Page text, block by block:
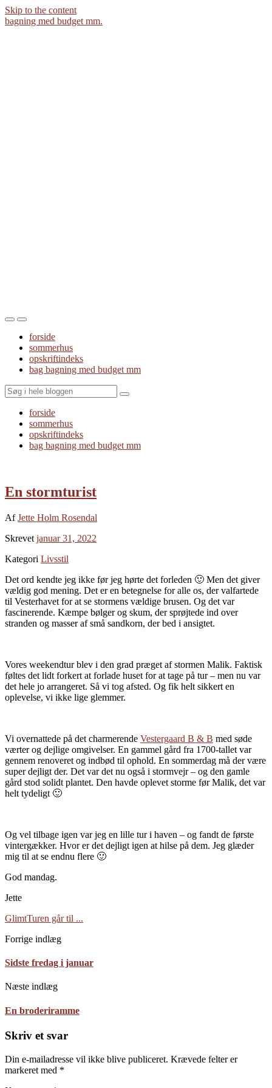
Skip to the content
bagning med budget mm.
Toggle
mobile
menu
Toggle
the
search
field
forside
sommerhus
opskriftindeks
bag bagning med budget mm
Search
forside
sommerhus
opskriftindeks
bag bagning med budget mm
En stormturist
AfJette Holm Rosendal
Skrevet januar 31, 2022
Kategori Livsstil
Det ord kendte jeg ikke før jeg hørte det forleden 🙂 Men det giver
vældig god mening. Det er en betegnelse for alle os, der valfartede
til Vesterhavet for at se stormens vældige brusen. Og det var
fascinerende. Kæmpe bølger og skum, der sprøjtede ind over
stranden og masser af små sandkorn, der bed i ansigtet.
Vores weekendtur blev i den grad præget af stormen Malik. Faktisk
føltes det lidt forkert at forlade huset for at tage på tur – men nu var
det hele jo arrangeret. Så vi tog afsted. Og fik helt sikkert en
oplevelse, vi ikke lige glemmer.
Vi overnattede på det charmerende Vestergaard B & B med søde
værter og dejlige omgivelser. En gammel gård fra 1700-tallet var
gennem renoveret og indbød til ophold. En sommerdag må der være
super dejligt der. Det var det nu også i stormvejr – og den gamle
gård stod solidt plantet. Den havde oplevet storme før Malik, det var
helt tydeligt 🙂
Og vel tilbage igen var jeg en lille tur i haven – og fandt de første
vintergækker. Hvor er det dejligt igen at hilse på dem. Jeg glæder
mig til at se endnu flere 🙂
God mandag.
Jette
GlimtTuren går til ...
Forrige indlæg
Sidste fredag i januar
Næste indlæg
En broderiramme
Skriv et svar
Din e-mailadresse vil ikke blive publiceret. Krævede felter er
markeret med *